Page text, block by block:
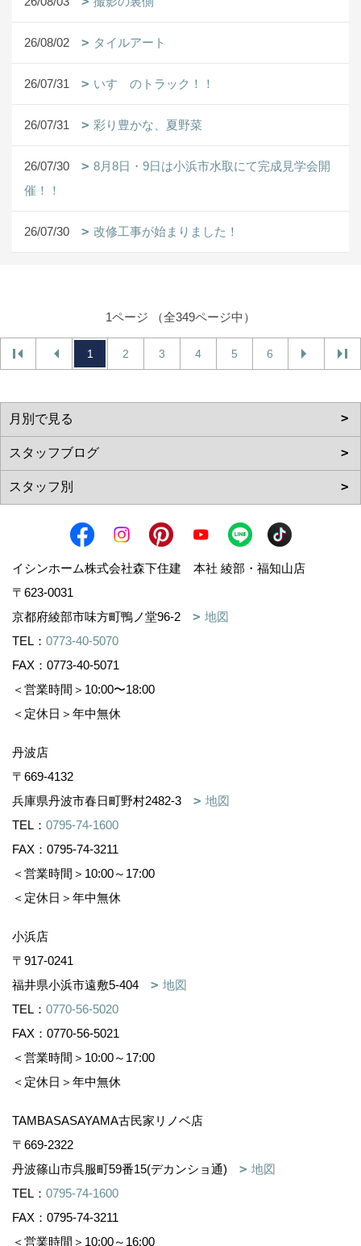
26/08/02 タイルアート
26/07/31 いすゞのトラック！！
26/07/31 彩り豊かな、夏野菜
26/07/30
8月8日・9日は小浜市水取にて完成見学会開
催！！
26/07/30 改修工事が始まりました！
1ページ （全349ページ中）
1 2 3 4 5 6
イシンホーム株式会社森下住建 本社 綾部・福知山店
〒623-0031
京都府綾部市味方町鴨ノ堂96-2
地図
TEL： 0773-40-5070
FAX：0773-40-5071
＜営業時間＞10:00〜18:00
＜定休日＞年中無休
丹波店
〒669-4132
兵庫県丹波市春日町野村2482-3
地図
TEL： 0795-74-1600
FAX：0795-74-3211
＜営業時間＞10:00～17:00
＜定休日＞年中無休
小浜店
〒917-0241
福井県小浜市遠敷5-404
地図
TEL： 0770-56-5020
FAX：0770-56-5021
＜営業時間＞10:00～17:00
＜定休日＞年中無休
TAMBASASAYAMA古民家リノベ店
〒669-2322
丹波篠山市呉服町59番15(デカンショ通)
地図
TEL： 0795-74-1600
FAX：0795-74-3211
＜営業時間＞10:00～16:00